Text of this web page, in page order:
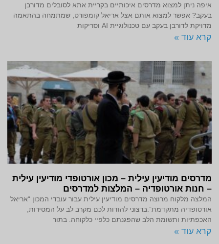
איפה ניתן למצוא מדרסים איכותיים בקריית אתא לסובלים מדורבן
בעקב? אפשר למצוא אותם אצל אריאל קומפורט, שמתמחה בהתאמה
מדויקת לדורבן בעקב עם טכנולוגיית AI וסריקות
קרא עוד »
מדרסים מודיעין עילית – מכון אורטופדי מודיעין עילית
– חנות אורטופדיה – המלצות למדרסים
המלצה מלקוח מרוצה מדרסים מודיעין עילית עבור עובדי המכון “אריאל
אורטופדיה מתקדמת”.ברצוני להודות לכם מקרב לב על המסירות,
האכפתיות ותשומת הלב שהפגנתם כלפיי כלקוחה. בתור
קרא עוד »